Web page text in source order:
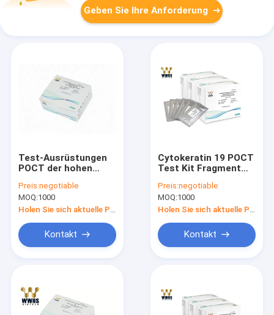
Geben Sie Ihre Anforderung
Test-Ausrüstungen
POCT der hohen
schnelle FIA und
kolloidale
Golddiagnose
Preis:negotiable
MOQ:1000
Kontakt
Cytokeratin 19 POCT
Test Kit Fragment
FIA Kolloidales Gold
Diagnostik
Preis:negotiable
MOQ:1000
Kontakt